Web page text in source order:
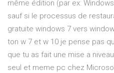
même édition (par ex:
sauf si le processus de
gratuite windows 7 vers
ton w 7 et w 10 je pense pas
que tu as fait une mise a
seul et meme pc chez